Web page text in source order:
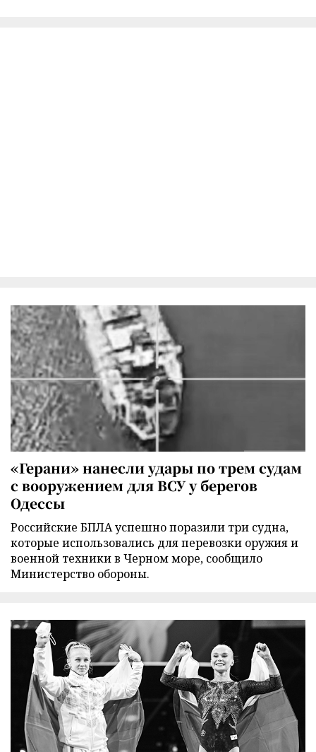
«Герани» нанесли удары по трем судам
с вооружением для ВСУ у берегов
Одессы
Российские БПЛА успешно поразили три судна,
которые использовались для перевозки оружия и
военной техники в Черном море, сообщило
Министерство обороны.